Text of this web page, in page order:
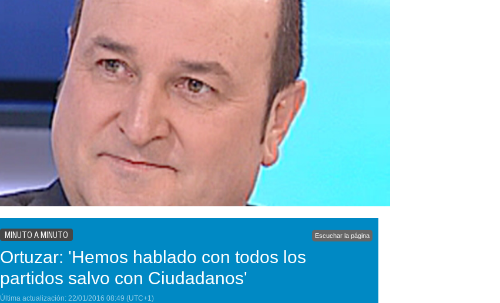
MINUTO A MINUTO Escuchar la página
Ortuzar: 'Hemos hablado con todos los
partidos salvo con Ciudadanos'
Última actualización: 22/01/2016 08:49 (UTC+1)